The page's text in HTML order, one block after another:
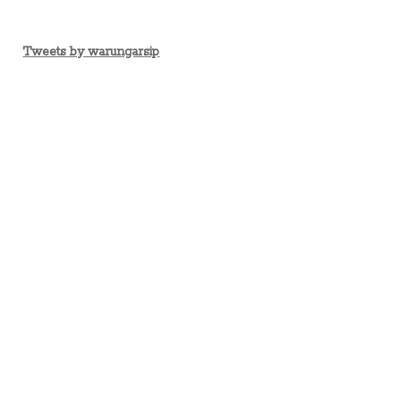
Tweets by warungarsip